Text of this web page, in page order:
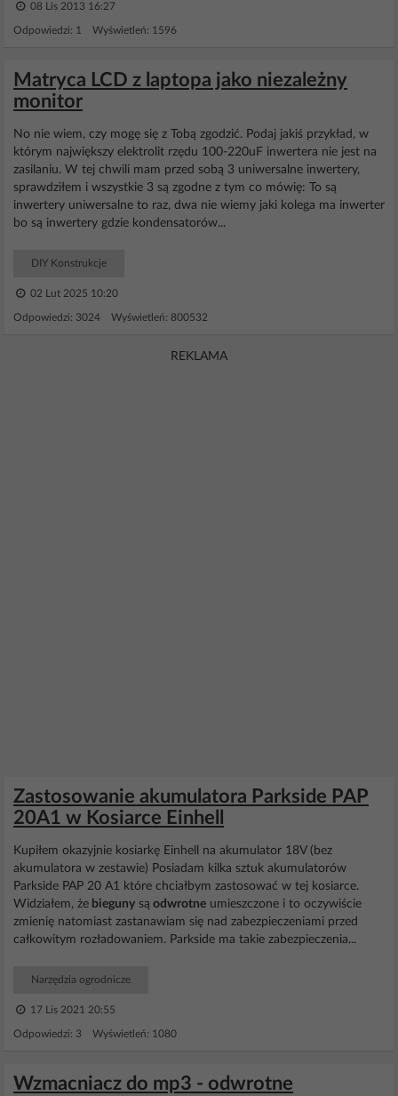
08 Lis 2013 16:27
Odpowiedzi: 1 Wyświetleń: 1596
Matryca LCD z laptopa jako niezależny
monitor
No nie wiem, czy mogę się z Tobą zgodzić. Podaj jakiś przykład, w
którym największy elektrolit rzędu 100-220uF inwertera nie jest na
zasilaniu. W tej chwili mam przed sobą 3 uniwersalne inwertery,
sprawdziłem i wszystkie 3 są zgodne z tym co mówię: To są
inwertery uniwersalne to raz, dwa nie wiemy jaki kolega ma inwerter
bo są inwertery gdzie kondensatorów...
DIY Konstrukcje
02 Lut 2025 10:20
Odpowiedzi: 3024 Wyświetleń: 800532
REKLAMA
Zastosowanie akumulatora Parkside PAP
20A1 w Kosiarce Einhell
Kupiłem okazyjnie kosiarkę Einhell na akumulator 18V (bez
akumulatora w zestawie) Posiadam kilka sztuk akumulatorów
Parkside PAP 20 A1 które chciałbym zastosować w tej kosiarce.
Widziałem, że bieguny są odwrotne umieszczone i to oczywiście
zmienię natomiast zastanawiam się nad zabezpieczeniami przed
całkowitym rozładowaniem. Parkside ma takie zabezpieczenia...
Narzędzia ogrodnicze
17 Lis 2021 20:55
Odpowiedzi: 3 Wyświetleń: 1080
Wzmacniacz do mp3 - odwrotne